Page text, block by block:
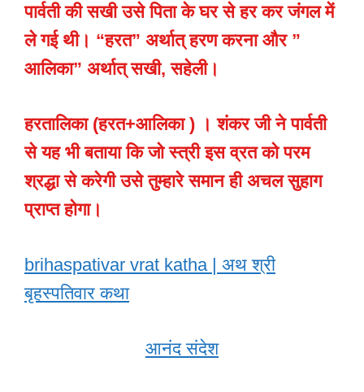
पार्वती की सखी उसे पिता के घर से हर कर जंगल में
ले गई थी। “हरत” अर्थात् हरण करना और ”
आलिका” अर्थात् सखी, सहेली।
हरतालिका (हरत+आलिका ) । शंकर जी ने पार्वती
से यह भी बताया कि जो स्त्री इस व्रत को परम
श्रद्धा से करेगी उसे तुम्हारे समान ही अचल सुहाग
प्राप्त होगा।
brihaspativar vrat katha | अथ श्री
बृहस्पतिवार कथा
आनंद संदेश